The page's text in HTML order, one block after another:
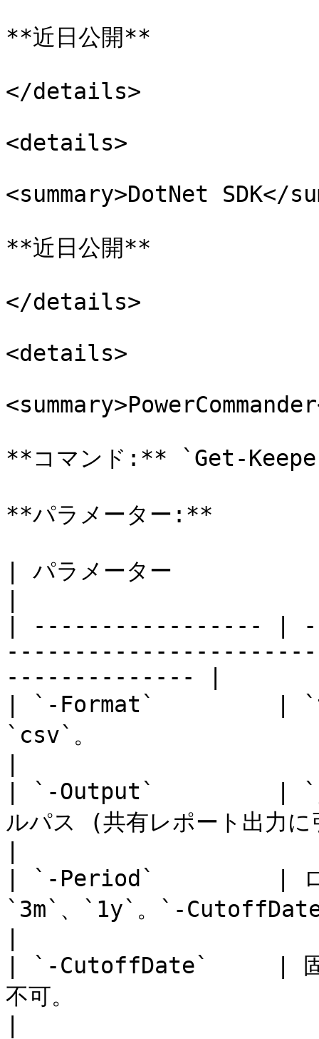
**近日公開**
</details>
<details>
<summary>DotNet SDK</
**近日公開**
</details>
<details>
**コマンド:** `Get-
**パラメーター:**
| パラメーター
| ----------------- |
-------------- |
| `-Format`         |
`csv`。
| `-Output`         |
ルパス (共有レポート出力
| `-Period`         | ロー
`3m`、`1y`。`-
| `-CutoffDate`     | 固
不可。